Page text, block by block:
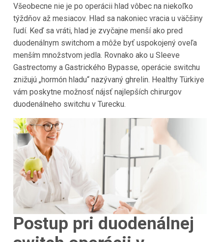
Všeobecne nie je po operácii hlad vôbec na niekoľko
týždňov až mesiacov. Hlad sa nakoniec vracia u väčšiny
ľudí. Keď sa vráti, hlad je zvyčajne menší ako pred
duodenálnym switchom a môže byť uspokojený oveľa
menším množstvom jedla. Rovnako ako u Sleeve
Gastrectomy a Gastrického Bypasse, operácie switchu
znižujú „hormón hladu“ nazývaný ghrelin. Healthy Türkiye
vám poskytne možnosť nájsť najlepších chirurgov
duodenálneho switchu v Turecku.
Postup pri duodenálnej